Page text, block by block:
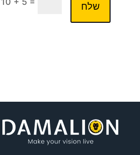
שלח